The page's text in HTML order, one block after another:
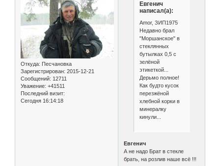
Откуда: Песчановка
Зарегистрирован: 2015-12-21
Сообщений: 12711
Уважение: +41511
Последний визит:
Сегодня 16:14:18
Евгенич
написал(а):
Amor, ЗИП1975
Недавно брал
"Моршанское" в
стеклянных
бутылках 0,5 с
зелёной
этикеткой...
Дерьмо полное!
Как будто кусок
перезжёной
хлебной корки в
минералку
кинули...
Евгенич
А не надо Брат в стекле
брать, на розлив наше всё !!!